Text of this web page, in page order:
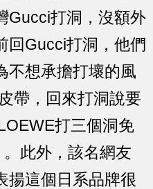
Gucci打洞，沒額外
回Gucci打洞，他們
不想承擔打壞的風
帶，回來打洞說要
打三個洞免
此外，該名網友
揚這個日系品牌很